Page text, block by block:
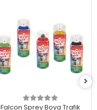
Falcon Sprey Boya Trafik